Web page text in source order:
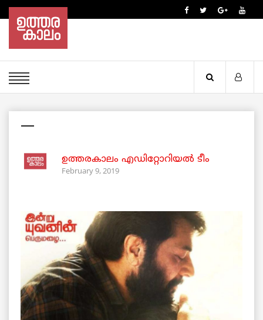
—
ഉത്തരകാലം എഡിറ്റോറിയല്‍ ടീം
February 9, 2019